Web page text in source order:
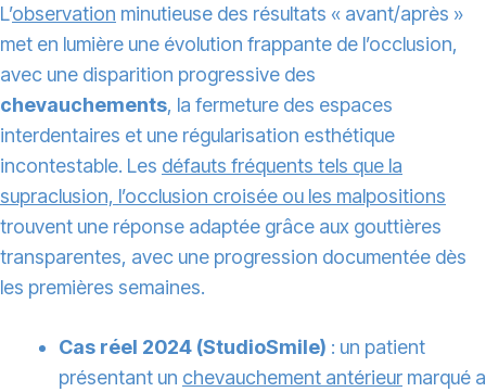
L’observation minutieuse des résultats « avant/après »
met en lumière une évolution frappante de l’occlusion,
avec une disparition progressive des
chevauchements, la fermeture des espaces
interdentaires et une régularisation esthétique
incontestable. Les défauts fréquents tels que la
supraclusion, l’occlusion croisée ou les malpositions
trouvent une réponse adaptée grâce aux gouttières
transparentes, avec une progression documentée dès
les premières semaines.
Cas réel 2024 (StudioSmile) : un patient
présentant un chevauchement antérieur marqué a